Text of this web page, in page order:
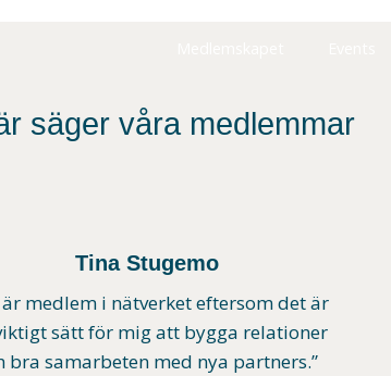
säger våra medlemmar
Tina Stugemo
är medlem i nätverket eftersom det är
sätt för mig att bygga relationer
bra samarbeten med nya partners.”